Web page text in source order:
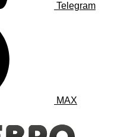
Telegram
MAX